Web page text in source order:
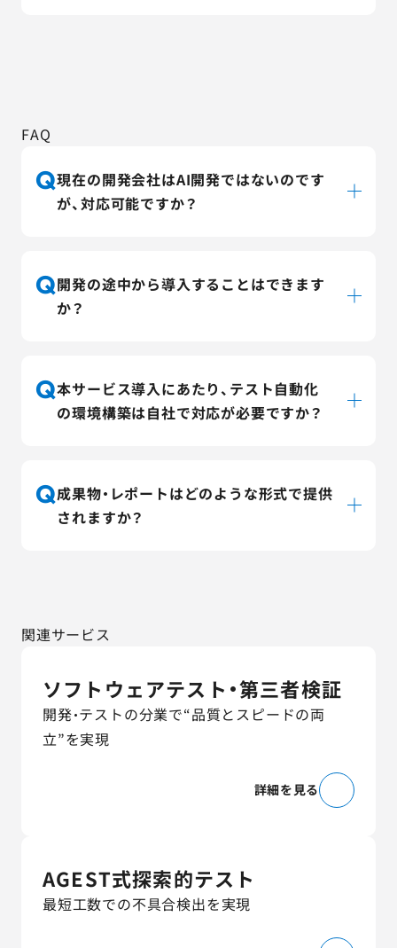
FAQ
Q現在の開発会社はAI開発ではないのです
が、対応可能ですか？
Q開発の途中から導入することはできます
か？
Q本サービス導入にあたり、テスト自動化
の環境構築は自社で対応が必要ですか？
Q成果物・レポートはどのような形式で提供
されますか？
関連サービス
ソフトウェアテスト・第三者検証
開発・テストの分業で“品質とスピードの両
立”を実現
詳細を見る
AGEST式探索的テスト
最短工数での不具合検出を実現